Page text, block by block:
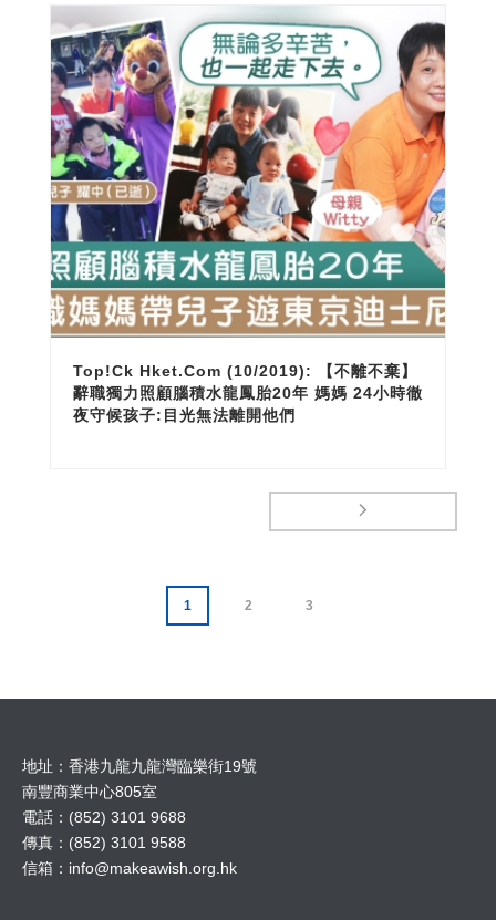
Top!ck Hket.com (10/2019): 【不離不棄】
辭職獨力照顧腦積水龍鳳胎20年 媽媽 24小時徹
夜守候孩子:目光無法離開他們
1 2 3
地址：香港九龍九龍灣臨樂街19號
南豐商業中心805室
電話：(852) 3101 9688
傳真：(852) 3101 9588
信箱： info@makeawish.org.hk